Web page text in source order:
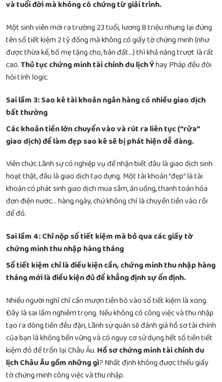
và tuổi đời mà không có chứng từ giải trình.
Một sinh viên mới ra trường 23 tuổi, lương 8 triệu nhưng lại đứng
tên sổ tiết kiệm 2 tỷ đồng mà không có giấy tờ chứng minh (như
được thừa kế, bố mẹ tặng cho, bán đất…) thì khả năng trượt là rất
cao.Thủ tục chứng minh tài chính du lịch Ýhay Pháp đều đòi
hỏi tính logic.
Sai lầm 3: Sao kê tài khoản ngân hàng có nhiều giao dịch
bất thường
Các khoản tiền lớn chuyển vào và rút ra liên tục (“rửa”
giao dịch) để làm đẹp sao kê sẽ bị phát hiện dễ dàng.
Viên chức Lãnh sự có nghiệp vụ để nhận biết đâu là giao dịch sinh
hoạt thật, đâu là giao dịch tạo dựng. Một tài khoản “đẹp” là tài
khoản có phát sinh giao dịch mua sắm, ăn uống, thanh toán hóa
đơn điện nước… hàng ngày, chứ không chỉ là chuyển tiền vào rồi
để đó.
Sai lầm 4: Chỉ nộp sổ tiết kiệm mà bỏ qua các giấy tờ
chứng minh thu nhập hàng tháng
Sổ tiết kiệm chỉ là điều kiện cần, chứng minh thu nhập hàng
tháng mới là điều kiện đủ để khẳng định sự ổn định.
Nhiều người nghĩ chỉ cần mượn tiền bỏ vào sổ tiết kiệm là xong.
Đây là sai lầm nghiêm trọng. Nếu không có công việc và thu nhập
tạo ra dòng tiền đều đặn, Lãnh sự quán sẽ đánh giá hồ sơ tài chính
của bạn là không bền vững và có nguy cơ sử dụng hết số tiền tiết
kiệm đó để trốn lại Châu Âu. Hồ sơ chứng minh tài chính du
lịch Châu Âu gồm những gì? Nhất định không được thiếu giấy
tờ chứng minh công việc và thu nhập.